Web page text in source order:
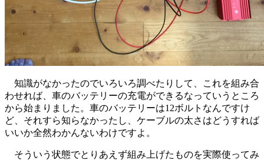
知識がなかったのでいろいろ調べたりして、これを組み合
わせれば、車のバッテリーの充電ができるなっていうところ
から始まりました。車のバッテリーは12ボルトなんですけ
ど、それすら知らなかったし、ケーブルの太さはどうすれば
いいか全然わかんないわけですよ。
そういう状態でとりあえず組み上げたものを実際使ってみ